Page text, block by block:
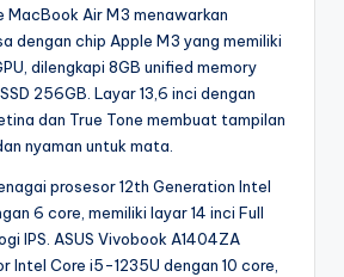
MacBook Air M3 menawarkan
dengan chip Apple M3 yang memiliki
dilengkapi 8GB unified memory
256GB. Layar 13,6 inci dengan
dan True Tone membuat tampilan
nyaman untuk mata.
prosesor 12th Generation Intel
6 core, memiliki layar 14 inci Full
IPS. ASUS Vivobook A1404ZA
Intel Core i5-1235U dengan 10 core,